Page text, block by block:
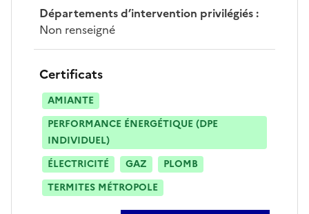
Départements d’intervention privilégiés:
Non renseigné
Certificats
AMIANTE
PERFORMANCE ÉNERGÉTIQUE (DPE
INDIVIDUEL)
ÉLECTRICITÉ
GAZ
PLOMB
TERMITES MÉTROPOLE